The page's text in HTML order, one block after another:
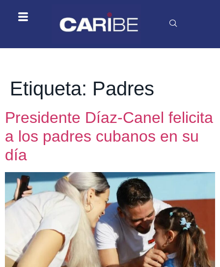
Etiqueta: Padres
Presidente Díaz-Canel felicita
a los padres cubanos en su
día